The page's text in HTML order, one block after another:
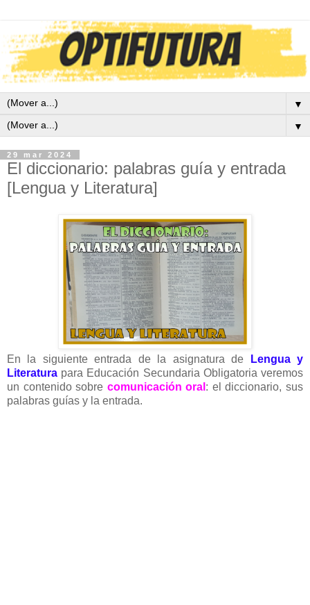
▼
▼
29 mar 2024
El diccionario: palabras guía y entrada
[Lengua y Literatura]
En la siguiente entrada de la asignatura de
Lengua y
Literatura para Educación Secundaria Obligatoria veremos
un contenido sobre comunicación oral : el diccionario, sus
palabras guías y la entrada.